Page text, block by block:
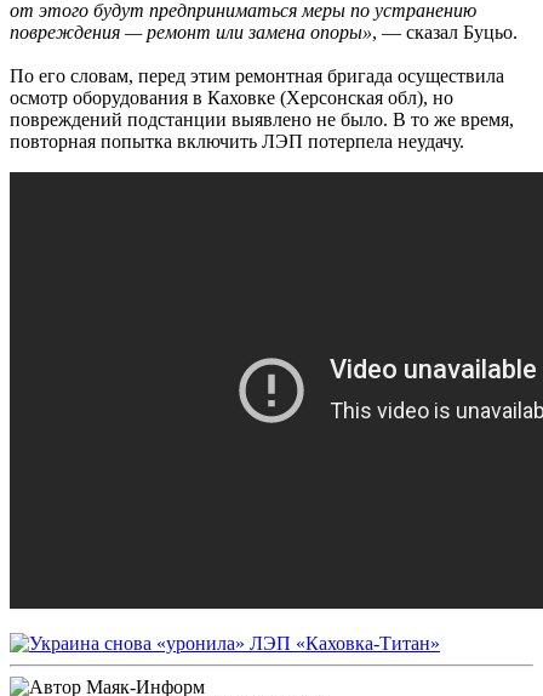
от этого будут предприниматься меры по устранению
повреждения — ремонт или замена опоры», — сказал Буцьо.
По его словам, перед этим ремонтная бригада осуществила
осмотр оборудования в Каховке (Херсонская обл), но
повреждений подстанции выявлено не было. В то же время,
повторная попытка включить ЛЭП потерпела неудачу.